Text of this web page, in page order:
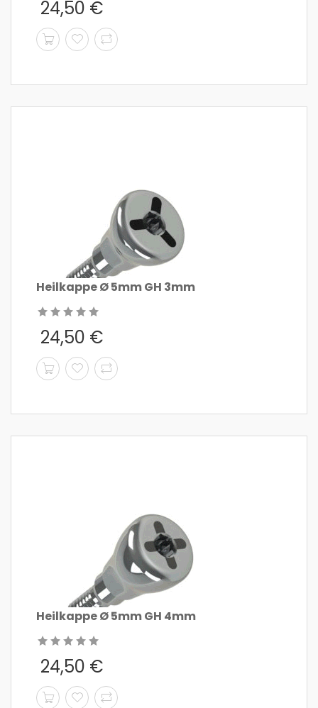
24,50 €
Heilkappe Ø 5mm GH 3mm
24,50 €
Heilkappe Ø 5mm GH 4mm
24,50 €